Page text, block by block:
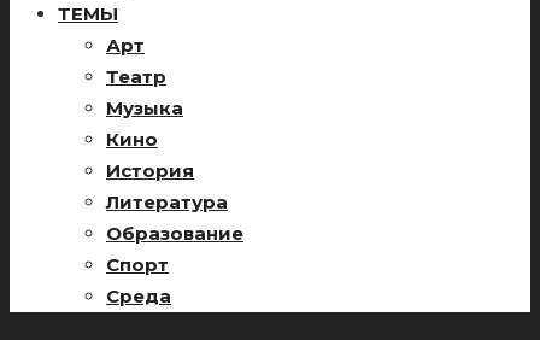
ТЕМЫ
Арт
Театр
Музыка
Кино
История
Литература
Образование
Спорт
Среда